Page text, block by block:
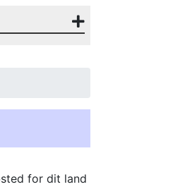
for dit land